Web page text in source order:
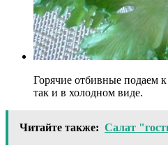
Горячие отбивные подаем
так и в холодном виде.
Читайте также: Салат